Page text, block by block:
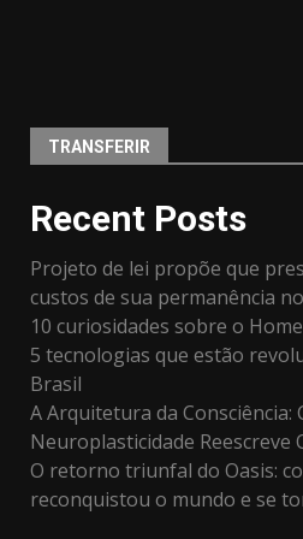
TRANSFERIR
Recent Posts
Projeto de lei propõe que
custos de sua permanência
10 curiosidades sobre o
5 tecnologias que estão
Brasil
A Arquitetura da Consciência:
Neuroplasticidade Reescreve
O retorno triunfal do Oasis:
reconquistou o mundo e se